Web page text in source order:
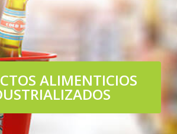
ALIMENTICIOS